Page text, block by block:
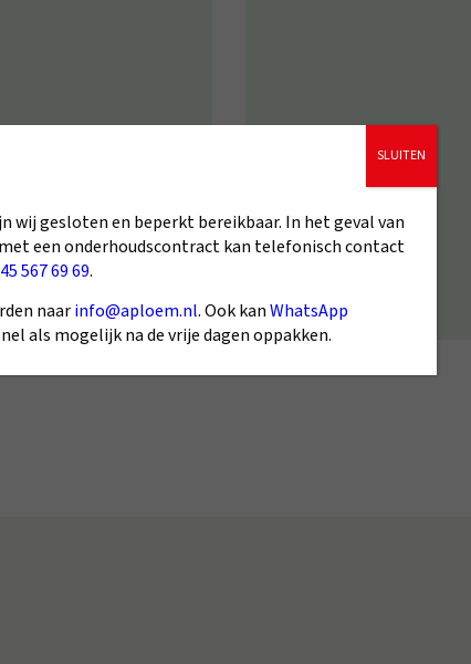
5/5
wij gesloten en beperkt bereikbaar. In het geval van
een onderhoudscontract kan telefonisch contact
567 69 69.
naarinfo@aploem.nl. Ook kanWhatsApp
als mogelijk na de vrije dagen oppakken.
SLUITEN